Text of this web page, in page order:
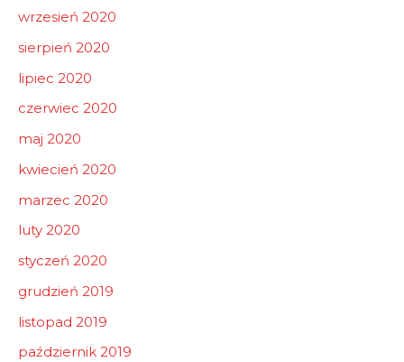
wrzesień 2020
sierpień 2020
lipiec 2020
czerwiec 2020
maj 2020
kwiecień 2020
marzec 2020
luty 2020
styczeń 2020
grudzień 2019
listopad 2019
październik 2019